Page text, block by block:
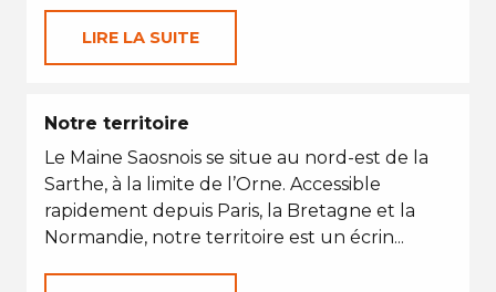
LIRE LA SUITE
Notre territoire
Le Maine Saosnois se situe au nord-est de la
Sarthe, à la limite de l’Orne. Accessible
rapidement depuis Paris, la Bretagne et la
Normandie, notre territoire est un écrin...